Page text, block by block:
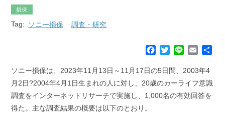
損保
Tag: ソニー損保 調査・研究
c
e
o
T
i
e
n
e
E
a
i
ソニー損保は、2023年11月13日～11月17日の5日間、2003年4
月2日?2004年4月1日生まれの人に対し、20歳のカーライフ意識
調査をインターネットリサーチで実施し、1,000名の有効回答を
得た。主な調査結果の概要は以下のとおり。